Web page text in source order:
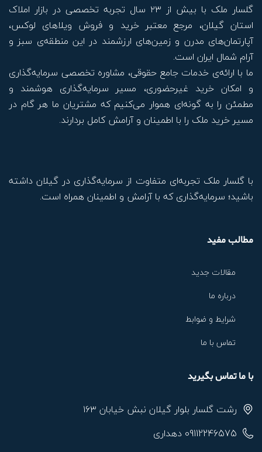
گلسار ملک با بیش از ۲۳ سال تجربه تخصصی در بازار املاک
استان گیلان، مرجع معتبر خرید و فروش ویلاهای لوکس،
آپارتمان‌های مدرن و زمین‌های ارزشمند در این منطقه‌ی سبز و
آرام شمال ایران است.
ما با ارائه‌ی خدمات جامع حقوقی، مشاوره تخصصی سرمایه‌گذاری
و امکان خرید غیرحضوری، مسیر سرمایه‌گذاری هوشمند و
مطمئن را به گونه‌ای هموار می‌کنیم که مشتریان ما هر گام در
مسیر خرید ملک را با اطمینان و آرامش کامل بردارند.
با گلسار ملک تجربه‌ای متفاوت از سرمایه‌گذاری در گیلان داشته
باشید؛ سرمایه‌گذاری که با آرامش و اطمینان همراه است.
مطالب مفید
مقالات جدید
درباره ما
شرایط و ضوابط
تماس با ما
با ما تماس بگیرید
رشت گلسار بلوار گیلان نبش خیابان ۱۶۳
09112246575 دهداری